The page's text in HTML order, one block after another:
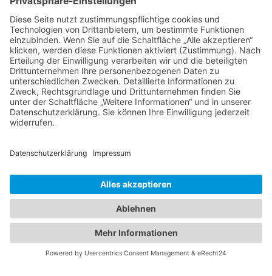
ÖFFNUNGSZEITEN
Mo. - Fr.
8:00 - 12:30 Uhr | 13.30 - 18 Uhr
Sa.
8:30 - 12:30 Uhr
PRODUKTE
Farben & Lacke
Autolacke
Industrielacke
Dachfarben
Heimtextilien